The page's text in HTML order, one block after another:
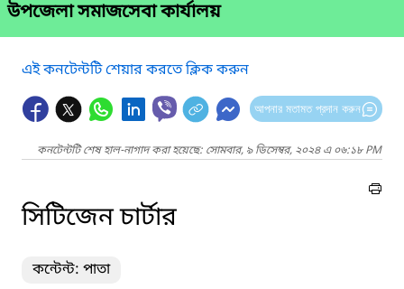
উপজেলা সমাজসেবা কার্যালয়
এই কনটেন্টটি শেয়ার করতে ক্লিক করুন
আপনার মতামত প্রদান করুন
কনটেন্টটি শেষ হাল-নাগাদ করা হয়েছে: সোমবার, ৯ ডিসেম্বর, ২০২৪ এ ০৬:১৮ PM
সিটিজেন চার্টার
কন্টেন্ট: পাতা